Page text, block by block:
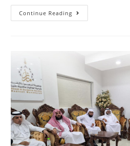
Continue Reading